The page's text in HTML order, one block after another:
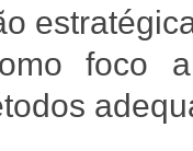
foco